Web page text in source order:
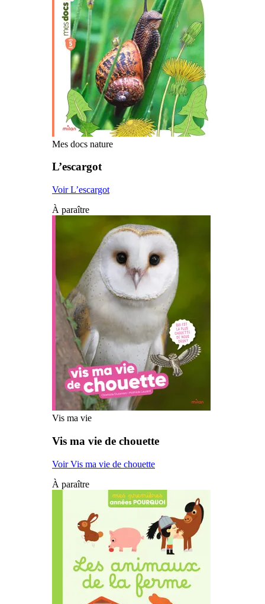
Mes docs nature
L’escargot
Voir L’escargot
À paraître
Vis ma vie
Vis ma vie de chouette
Voir Vis ma vie de chouette
À paraître